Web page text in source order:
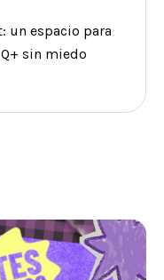
un espacio para
sin miedo